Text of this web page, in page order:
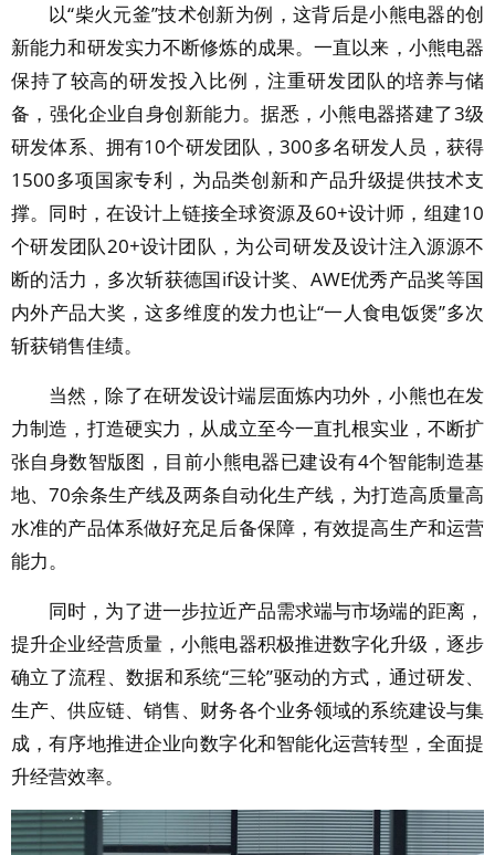
以“柴火元釜”技术创新为例，这背后是小熊电器的创
新能力和研发实力不断修炼的成果。一直以来，小熊电器
保持了较高的研发投入比例，注重研发团队的培养与储
备，强化企业自身创新能力。据悉，小熊电器搭建了3级
研发体系、拥有10个研发团队，300多名研发人员，获得
1500多项国家专利，为品类创新和产品升级提供技术支
撑。同时，在设计上链接全球资源及60+设计师，组建10
个研发团队20+设计团队，为公司研发及设计注入源源不
断的活力，多次斩获德国if设计奖、AWE优秀产品奖等国
内外产品大奖，这多维度的发力也让“一人食电饭煲”多次
斩获销售佳绩。
当然，除了在研发设计端层面炼内功外，小熊也在发
力制造，打造硬实力，从成立至今一直扎根实业，不断扩
张自身数智版图，目前小熊电器已建设有4个智能制造基
地、70余条生产线及两条自动化生产线，为打造高质量高
水准的产品体系做好充足后备保障，有效提高生产和运营
能力。
同时，为了进一步拉近产品需求端与市场端的距离，
提升企业经营质量，小熊电器积极推进数字化升级，逐步
确立了流程、数据和系统“三轮”驱动的方式，通过研发、
生产、供应链、销售、财务各个业务领域的系统建设与集
成，有序地推进企业向数字化和智能化运营转型，全面提
升经营效率。